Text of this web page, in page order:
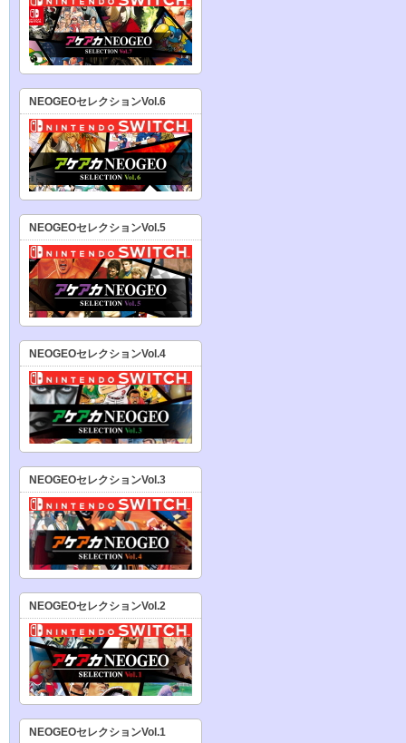
NEOGEOセレクションVol.6
NEOGEOセレクションVol.5
NEOGEOセレクションVol.4
NEOGEOセレクションVol.3
NEOGEOセレクションVol.2
NEOGEOセレクションVol.1